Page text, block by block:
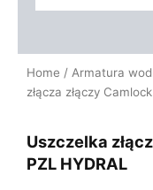
Home / Armatura
złącza złączy
Uszczelka
PZL HYDRAL